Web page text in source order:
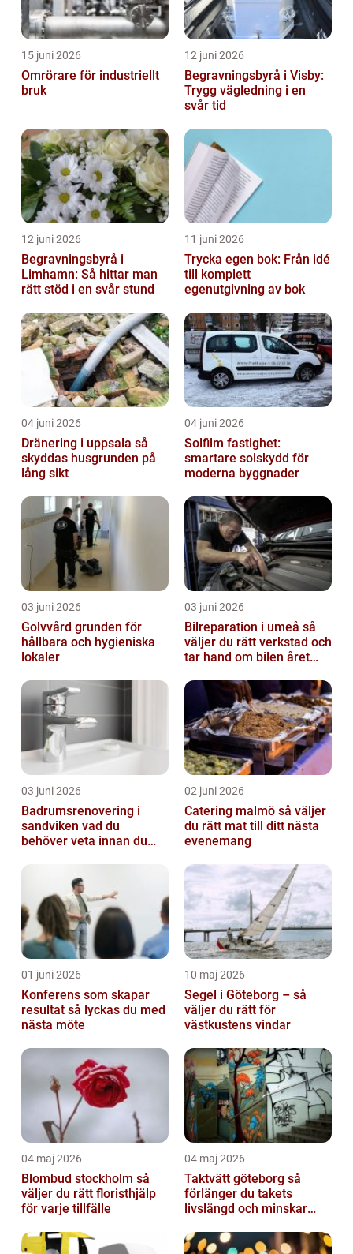
15 juni 2026
Omrörare för industriellt
bruk
12 juni 2026
Begravningsbyrå i Visby:
Trygg vägledning i en
svår tid
12 juni 2026
Begravningsbyrå i
Limhamn: Så hittar man
rätt stöd i en svår stund
11 juni 2026
Trycka egen bok: Från idé
till komplett
egenutgivning av bok
04 juni 2026
Dränering i uppsala så
skyddas husgrunden på
lång sikt
04 juni 2026
Solfilm fastighet:
smartare solskydd för
moderna byggnader
03 juni 2026
Golvvård grunden för
hållbara och hygieniska
lokaler
03 juni 2026
Bilreparation i umeå så
väljer du rätt verkstad och
tar hand om bilen året
03 juni 2026
Badrumsrenovering i
sandviken vad du
behöver veta innan du
02 juni 2026
Catering malmö så väljer
du rätt mat till ditt nästa
evenemang
01 juni 2026
Konferens som skapar
resultat så lyckas du med
nästa möte
10 maj 2026
Segel i Göteborg – så
väljer du rätt för
västkustens vindar
04 maj 2026
Blombud stockholm så
väljer du rätt floristhjälp
för varje tillfälle
04 maj 2026
Taktvätt göteborg så
förlänger du takets
livslängd och minskar